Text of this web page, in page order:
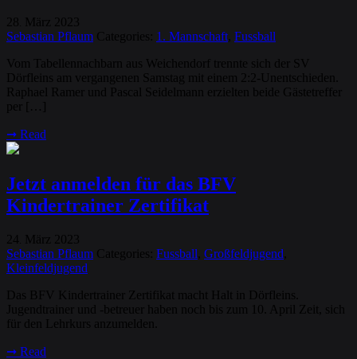
28 März
2023
Sebastian Pflaum Categories: 1. Mannschaft Fussball
Vom Tabellennachbarn aus Weichendorf trennte sich der SV
Dörfleins am vergangenen Samstag mit einem 2:2-Unentschieden.
Raphael Ramer und Pascal Seidelmann erzielten beide Gästetreffer
per […]
➞ Read
Jetzt anmelden für das BFV
Kindertrainer Zertifikat
24 März
2023
Sebastian Pflaum Categories: Fussball Großfeldjugend
Kleinfeldjugend
Das BFV Kindertrainer Zertifikat macht Halt in Dörfleins.
Jugendtrainer und -betreuer haben noch bis zum 10. April Zeit, sich
für den Lehrkurs anzumelden.
➞ Read